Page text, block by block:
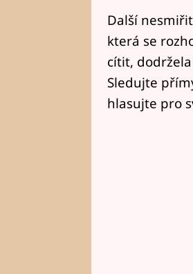
Další
která se
cítit,
Sledujte
hlasujte pro